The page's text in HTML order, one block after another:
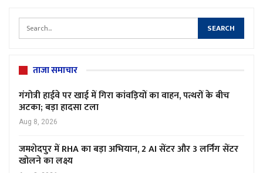
ताजा समाचार
गंगोत्री हाईवे पर खाई में गिरा कांवड़ियों का वाहन, पत्थरों के बीच
अटका; बड़ा हादसा टला
Aug 8, 2026
जमशेदपुर में RHA का बड़ा अभियान, 2 AI सेंटर और 3 लर्निंग सेंटर
खोलने का लक्ष्य